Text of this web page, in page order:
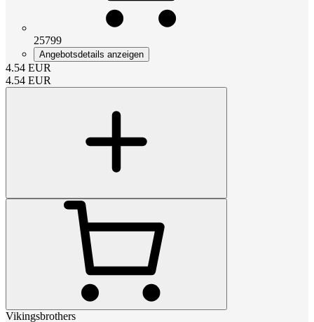
25799
Angebotsdetails anzeigen
4.54 EUR
4.54 EUR
Vikingsbrothers